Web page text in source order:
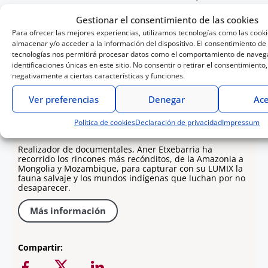
Gestionar el consentimiento de las cookies
Para ofrecer las mejores experiencias, utilizamos tecnologías como las
almacenar y/o acceder a la información del dispositivo. El consentimiento de
tecnologías nos permitirá procesar datos como el comportamiento de
identificaciones únicas en este sitio. No consentir o retirar el
negativamente a ciertas características y funciones.
Denegar
Ver preferencias
Política de cookiesDeclaración de privacidadImpressum
8,8 millones de personas. Durante el 2025, el
confinamiento forzado ha aumentado un 70%,
atrapando en sus comunidades y municipios a
más de 91.000 hombres, mujeres y niños.
Realizador de documentales, Aner Etxebarria ha
recorrido los rincones más recónditos, de la Amazonia a
Mongolia y Mozambique, para capturar con su LUMIX la
fauna salvaje y los mundos indígenas que luchan por no
desaparecer.
Más información
Compartir: